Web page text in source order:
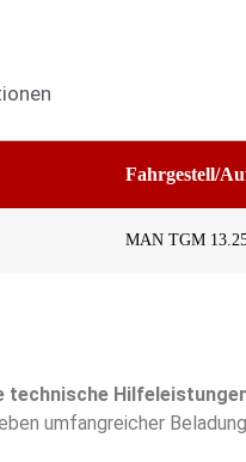
Fahrgestell/
MAN TGM
technische
umfangreicher